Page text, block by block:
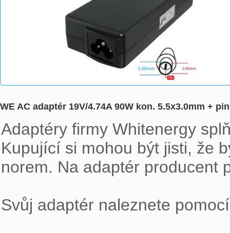
WE AC adaptér 19V/4.74A 90W kon. 5.5x3.0mm +
Adaptéry firmy Whitenergy
Kupující si mohou být jisti, že
norem. Na adaptér producent
Svůj adaptér naleznete